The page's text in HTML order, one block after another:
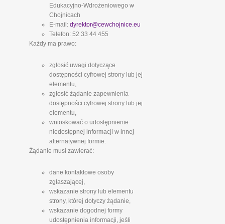
Edukacyjno-Wdrożeniowego w
Chojnicach
E-mail: dyrektor@cewchojnice.eu
Telefon: 52 33 44 455
Każdy ma prawo:
zgłosić uwagi dotyczące
dostępności cyfrowej strony lub jej
elementu,
zgłosić żądanie zapewnienia
dostępności cyfrowej strony lub jej
elementu,
wnioskować o udostępnienie
niedostępnej informacji w innej
alternatywnej formie.
Żądanie musi zawierać:
dane kontaktowe osoby
zgłaszającej,
wskazanie strony lub elementu
strony, której dotyczy żądanie,
wskazanie dogodnej formy
udostępnienia informacji, jeśli